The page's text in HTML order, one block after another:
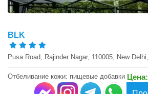
BLK
Pusa Road, Rajinder Nagar, 110005, New
Отбеливание кожи: пищевые добавки